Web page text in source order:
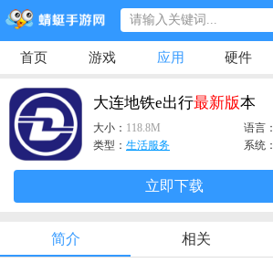
首页 游戏 应用 硬件
专题
大连地铁e出行最新版本
大小： 118.8M 语言：
类型： 生活服务 系统：
立即下载
简介 相关